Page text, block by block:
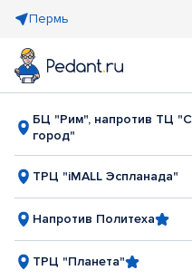
Пермь
БЦ "Рим", напротив ТЦ
город"
ТРЦ "iMALL Эспланада"
Напротив Политеха
ТРЦ "Планета"